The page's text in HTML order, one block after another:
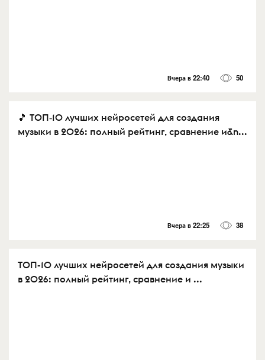
Вчера в 22:40 50
🎵 ТОП‑10 лучших нейросетей для создания
музыки в 2026: полный рейтинг, сравнение и&n...
Вчера в 22:25 38
ТОП-10 лучших нейросетей для создания музыки
в 2026: полный рейтинг, сравнение и ...